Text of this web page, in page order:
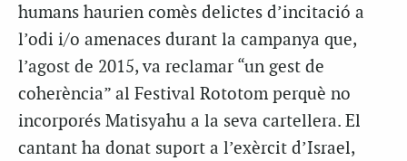
humans haurien comès delictes d’incitació a
l’odi i/o amenaces durant la campanya que,
l’agost de 2015, va reclamar “un gest de
coherència” al Festival Rototom perquè no
incorporés Matisyahu a la seva cartellera. El
cantant ha donat suport a l’exèrcit d’Israel,